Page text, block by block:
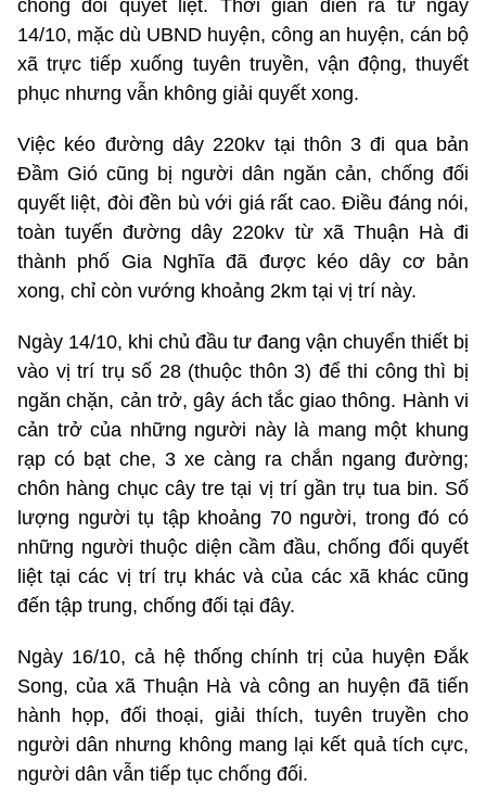
chống đối quyết liệt. Thời gian diễn ra từ ngày
14/10, mặc dù UBND huyện, công an huyện, cán bộ
xã trực tiếp xuống tuyên truyền, vận động, thuyết
phục nhưng vẫn không giải quyết xong.
Việc kéo đường dây 220kv tại thôn 3 đi qua bản
Đầm Gió cũng bị người dân ngăn cản, chống đối
quyết liệt, đòi đền bù với giá rất cao. Điều đáng nói,
toàn tuyến đường dây 220kv từ xã Thuận Hà đi
thành phố Gia Nghĩa đã được kéo dây cơ bản
xong, chỉ còn vướng khoảng 2km tại vị trí này.
Ngày 14/10, khi chủ đầu tư đang vận chuyển thiết bị
vào vị trí trụ số 28 (thuộc thôn 3) để thi công thì bị
ngăn chặn, cản trở, gây ách tắc giao thông. Hành vi
cản trở của những người này là mang một khung
rạp có bạt che, 3 xe càng ra chắn ngang đường;
chôn hàng chục cây tre tại vị trí gần trụ tua bin. Số
lượng người tụ tập khoảng 70 người, trong đó có
những người thuộc diện cầm đầu, chống đối quyết
liệt tại các vị trí trụ khác và của các xã khác cũng
đến tập trung, chống đối tại đây.
Ngày 16/10, cả hệ thống chính trị của huyện Đắk
Song, của xã Thuận Hà và công an huyện đã tiến
hành họp, đối thoại, giải thích, tuyên truyền cho
người dân nhưng không mang lại kết quả tích cực,
người dân vẫn tiếp tục chống đối.